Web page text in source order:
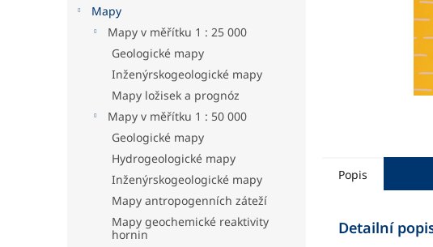
Mapy
Mapy v měřítku 1 : 25 000
Geologické mapy
Inženýrskogeologické mapy
Mapy ložisek a prognóz
Mapy v měřítku 1 : 50 000
Geologické mapy
Hydrogeologické mapy
Inženýrskogeologické mapy
Mapy antropogenních záteží
Mapy geochemické reaktivity
hornin
Popis
Detailní